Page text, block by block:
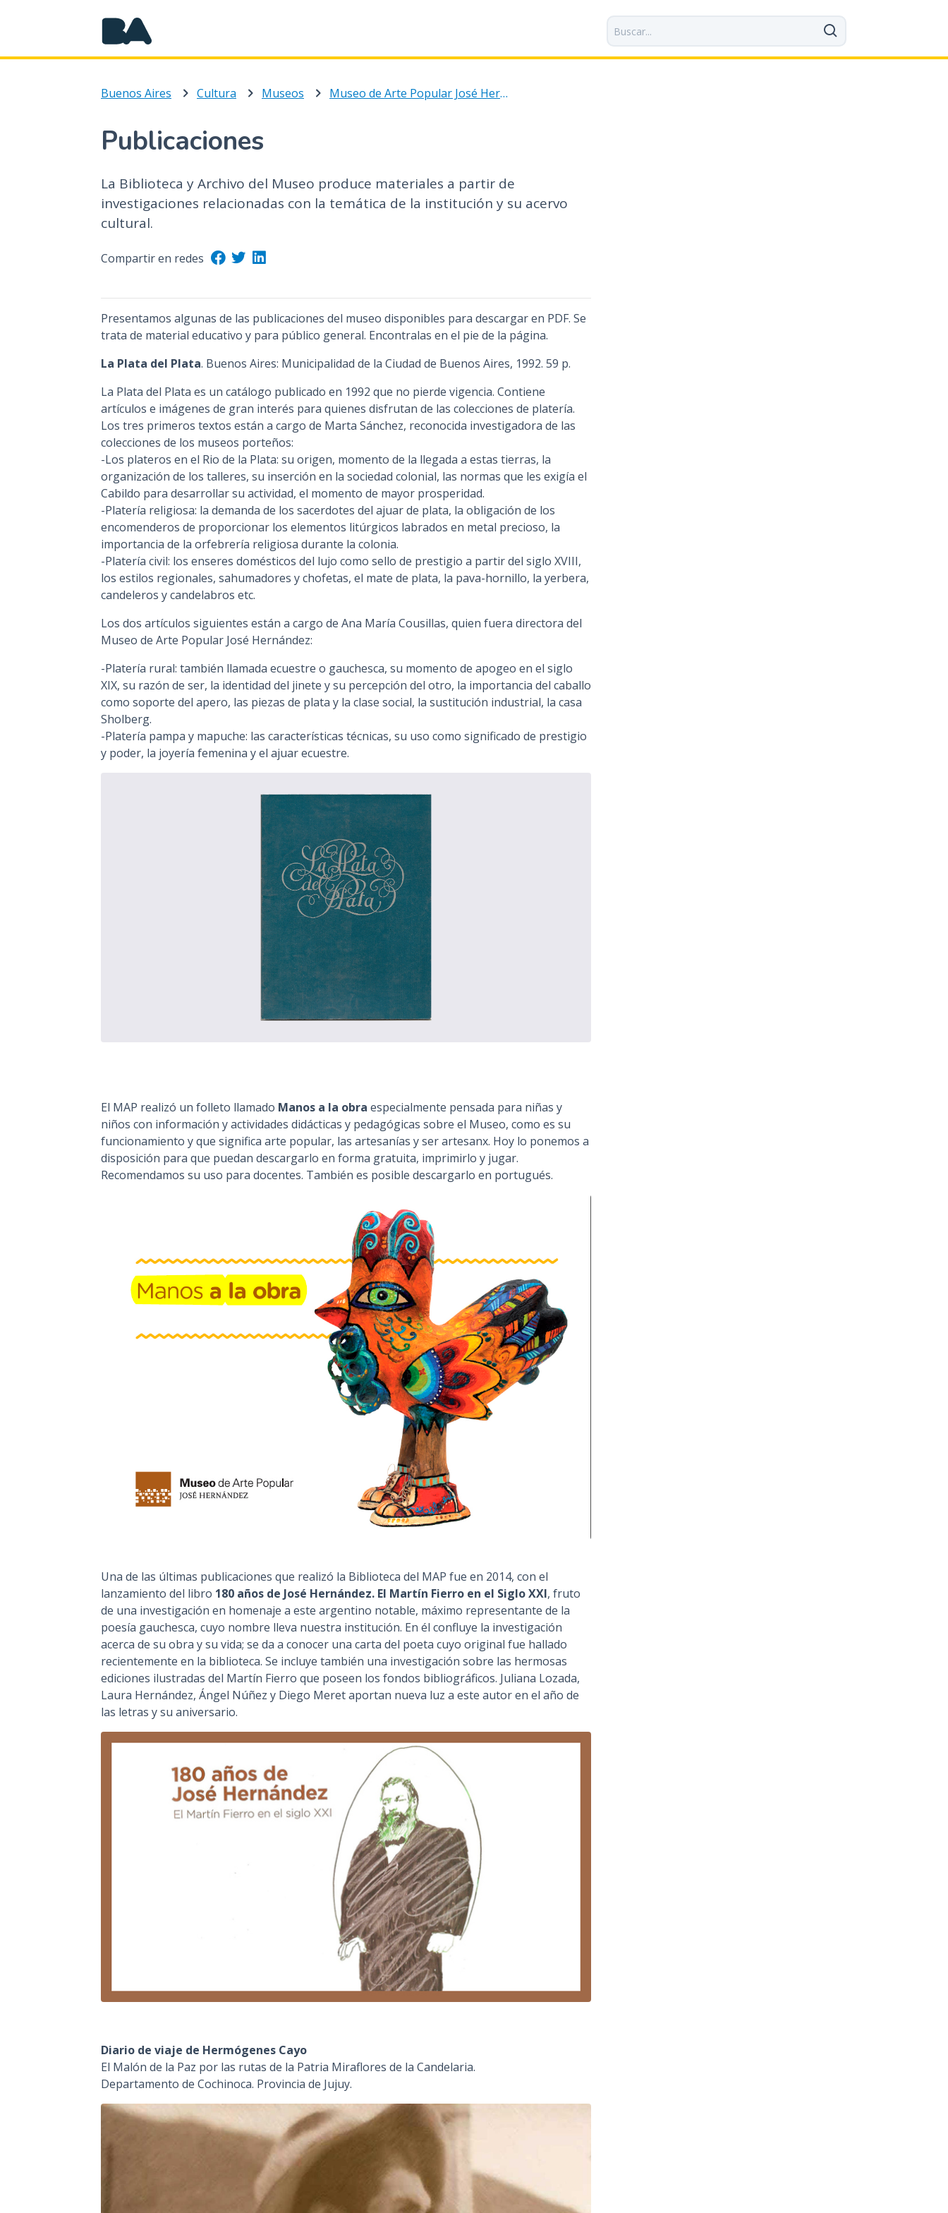
a
a
t
e
n
r
i
n
i
a
l
Buenos Aires Cultura Museos Museo de Arte Popular José Hernández
Publicaciones
La Biblioteca y Archivo del Museo produce materiales a partir de
investigaciones relacionadas con la temática de la institución y su acervo
cultural.
Compartir en redes
Presentamos algunas de las publicaciones del museo disponibles para descargar en PDF. Se
trata de material educativo y para público general. Encontralas en el pie de la página.
La Plata del Plata. Buenos Aires: Municipalidad de la Ciudad de Buenos Aires, 1992. 59 p.
La Plata del Plata es un catálogo publicado en 1992 que no pierde vigencia. Contiene
artículos e imágenes de gran interés para quienes disfrutan de las colecciones de platería.
Los tres primeros textos están a cargo de Marta Sánchez, reconocida investigadora de las
colecciones de los museos porteños:
-Los plateros en el Rio de la Plata: su origen, momento de la llegada a estas tierras, la
organización de los talleres, su inserción en la sociedad colonial, las normas que les exigía el
Cabildo para desarrollar su actividad, el momento de mayor prosperidad.
-Platería religiosa: la demanda de los sacerdotes del ajuar de plata, la obligación de los
encomenderos de proporcionar los elementos litúrgicos labrados en metal precioso, la
importancia de la orfebrería religiosa durante la colonia.
-Platería civil: los enseres domésticos del lujo como sello de prestigio a partir del siglo XVIII,
los estilos regionales, sahumadores y chofetas, el mate de plata, la pava-hornillo, la yerbera,
candeleros y candelabros etc.
Los dos artículos siguientes están a cargo de Ana María Cousillas, quien fuera directora del
Museo de Arte Popular José Hernández:
-Platería rural: también llamada ecuestre o gauchesca, su momento de apogeo en el siglo
XIX, su razón de ser, la identidad del jinete y su percepción del otro, la importancia del caballo
como soporte del apero, las piezas de plata y la clase social, la sustitución industrial, la casa
Sholberg.
-Platería pampa y mapuche: las características técnicas, su uso como significado de prestigio
y poder, la joyería femenina y el ajuar ecuestre.
El MAP realizó un folleto llamado Manos a la obra especialmente pensada para niñas y
niños con información y actividades didácticas y pedagógicas sobre el Museo, como es su
funcionamiento y que significa arte popular, las artesanías y ser artesanx. Hoy lo ponemos a
disposición para que puedan descargarlo en forma gratuita, imprimirlo y jugar.
Recomendamos su uso para docentes. También es posible descargarlo en portugués.
Una de las últimas publicaciones que realizó la Biblioteca del MAP fue en 2014, con el
lanzamiento del libro 180 años de José Hernández. El Martín Fierro en el Siglo XXI, fruto
de una investigación en homenaje a este argentino notable, máximo representante de la
poesía gauchesca, cuyo nombre lleva nuestra institución. En él confluye la investigación
acerca de su obra y su vida; se da a conocer una carta del poeta cuyo original fue hallado
recientemente en la biblioteca. Se incluye también una investigación sobre las hermosas
ediciones ilustradas del Martín Fierro que poseen los fondos bibliográficos. Juliana Lozada,
Laura Hernández, Ángel Núñez y Diego Meret aportan nueva luz a este autor en el año de
las letras y su aniversario.
Diario de viaje de Hermógenes Cayo
El Malón de la Paz por las rutas de la Patria Miraflores de la Candelaria.
Departamento de Cochinoca. Provincia de Jujuy.